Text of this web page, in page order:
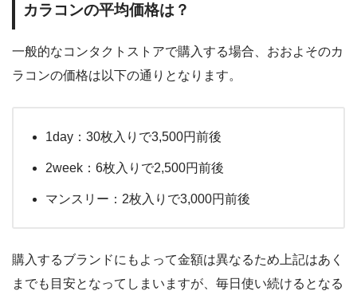
カラコンの平均価格は？
一般的なコンタクトストアで購入する場合、おおよそのカ
ラコンの価格は以下の通りとなります。
1day：30枚入りで3,500円前後
2week：6枚入りで2,500円前後
マンスリー：2枚入りで3,000円前後
購入するブランドにもよって金額は異なるため上記はあく
までも目安となってしまいますが、毎日使い続けるとなる